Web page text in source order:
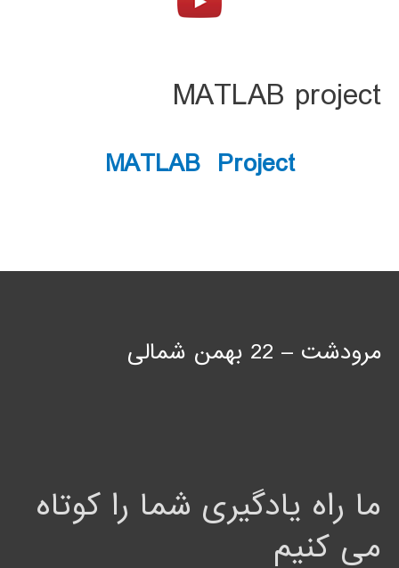
MATLAB project
MATLAB Project
مرودشت – 22 بهمن شمالی
ما راه یادگیری شما را کوتاه
می کنیم